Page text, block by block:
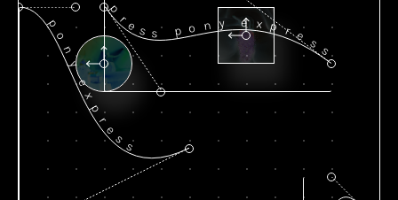
p
o
n
y
e
x
p
r
e
ss
p o n y e xp re ss
p
re s s